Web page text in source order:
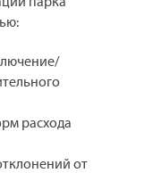
расхода
от